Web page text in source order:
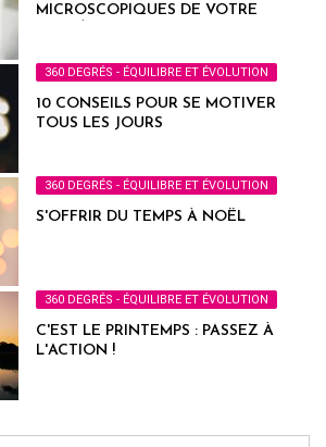
MICROSCOPIQUES DE VOTRE
360 DEGRÉS - ÉQUILIBRE ET ÉVOLUTION
10 CONSEILS POUR SE MOTIVER
TOUS LES JOURS
360 DEGRÉS - ÉQUILIBRE ET ÉVOLUTION
S'OFFRIR DU TEMPS À NOËL
360 DEGRÉS - ÉQUILIBRE ET ÉVOLUTION
C'EST LE PRINTEMPS : PASSEZ À
L'ACTION !